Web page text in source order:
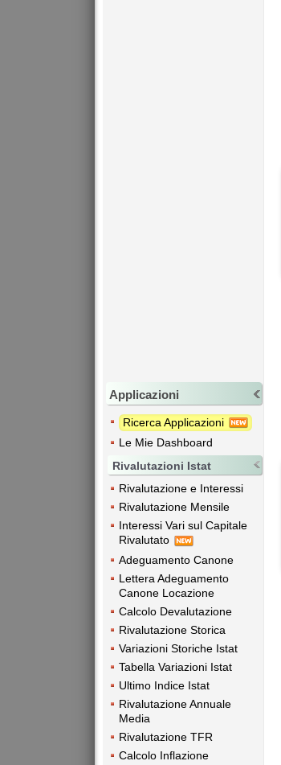
Applicazioni
Ricerca Applicazioni
Le Mie Dashboard
Rivalutazioni Istat
Rivalutazione e Interessi
Rivalutazione Mensile
Interessi Vari sul Capitale
Rivalutato
Adeguamento Canone
Lettera Adeguamento
Canone Locazione
Calcolo Devalutazione
Rivalutazione Storica
Variazioni Storiche Istat
Tabella Variazioni Istat
Ultimo Indice Istat
Rivalutazione Annuale
Media
Rivalutazione TFR
Calcolo Inflazione